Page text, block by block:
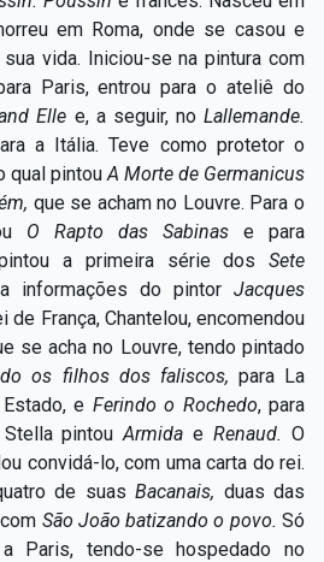
em Roma, onde se casou e
vida. Iniciou-se na pintura com
Paris, entrou para o ateliê do
Elle e, a seguir, no Lallemande.
a Itália. Teve como protetor o
qual pintou A Morte de Germanicus
que se acham no Louvre. Para o
O Rapto das Sabinas e para
a primeira série dos Sete
informações do pintor Jacques
de França, Chantelou, encomendou
se acha no Louvre, tendo pintado
os filhos dos faliscos, para La
e Ferindo o Rochedo, para
pintouArmidaeRenaud.O
convidá-lo, com uma carta do rei.
de suas Bacanais, duas das
São João batizando o povo. Só
Paris, tendo-se hospedado no